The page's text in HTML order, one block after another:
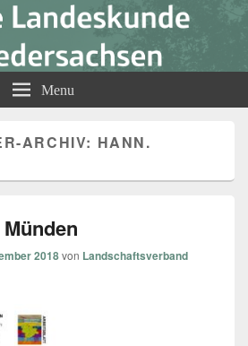
Landeskunde
Menu
ARCHIV: HANN.
2018von Landschaftsverband